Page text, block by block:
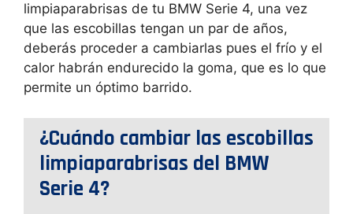
limpiaparabrisas de tu BMW Serie 4, una vez
que las escobillas tengan un par de años,
deberás proceder a cambiarlas pues el frío y el
calor habrán endurecido la goma, que es lo que
permite un óptimo barrido.
¿Cuándo cambiar las escobillas
limpiaparabrisas del BMW
Serie 4?